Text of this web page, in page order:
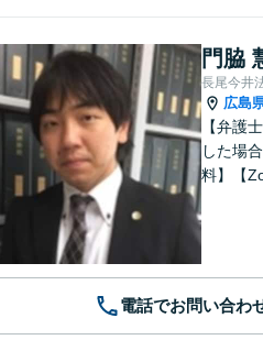
門脇
長尾今井
広島
【弁護
した場
料】【
電話でお問い合わ